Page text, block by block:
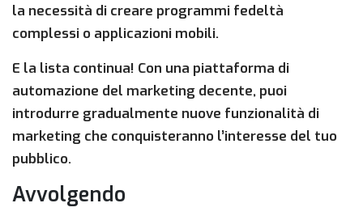
la necessità di creare programmi fedeltà
complessi o applicazioni mobili.
E la lista continua! Con una piattaforma di
automazione del marketing decente, puoi
introdurre gradualmente nuove funzionalità di
marketing che conquisteranno l’interesse del tuo
pubblico.
Avvolgendo